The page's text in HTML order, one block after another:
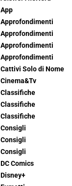
App
Approfondimenti
Approfondimenti
Approfondimenti
Approfondimenti
Cattivi Solo di Nome
Cinema&Tv
Classifiche
Classifiche
Classifiche
Consigli
Consigli
Consigli
DC Comics
Disney+